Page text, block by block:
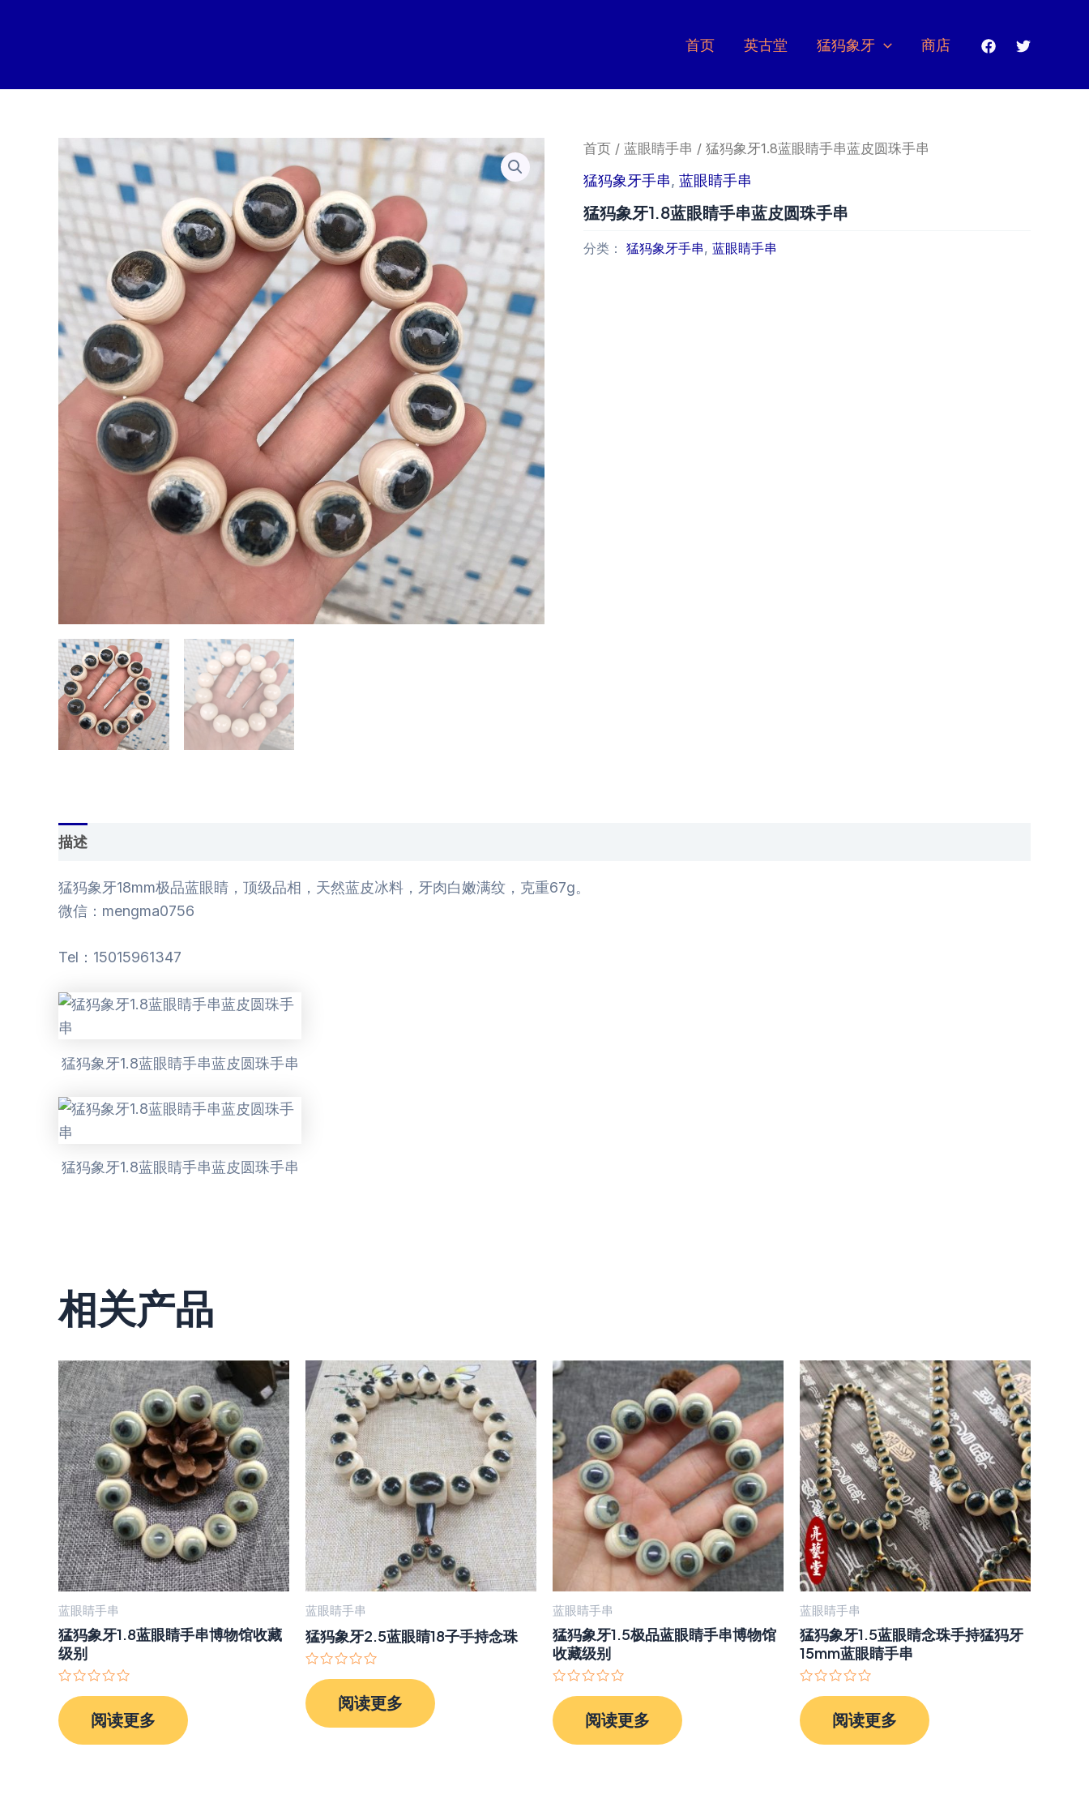
首页 英古堂 猛犸象牙 商店
首页 / 蓝眼睛手串 / 猛犸象牙1.8蓝眼睛手串蓝皮圆珠手串
猛犸象牙手串, 蓝眼睛手串
猛犸象牙1.8蓝眼睛手串蓝皮圆珠手串
分类： 猛犸象牙手串, 蓝眼睛手串
描述
猛犸象牙18mm极品蓝眼睛，顶级品相，天然蓝皮冰料，牙肉白嫩满纹，克重67g。
微信：mengma0756
Tel：15015961347
猛犸象牙1.8蓝眼睛手串蓝皮圆珠手串
猛犸象牙1.8蓝眼睛手串蓝皮圆珠手串
相关产品
蓝眼睛手串
猛犸象牙1.8蓝眼睛手串博物馆收藏
级别
分
0
&sol;
阅读更多
蓝眼睛手串
猛犸象牙2.5蓝眼睛18子手持念珠
分
0
&sol;
阅读更多
蓝眼睛手串
猛犸象牙1.5极品蓝眼睛手串博物馆
收藏级别
分
0
&sol;
阅读更多
蓝眼睛手串
猛犸象牙1.5蓝眼睛念珠手持猛犸牙
15mm蓝眼睛手串
分
0
&sol;
阅读更多